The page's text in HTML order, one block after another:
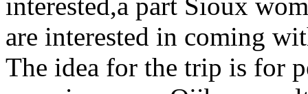
are interested in coming
The idea for the trip is for